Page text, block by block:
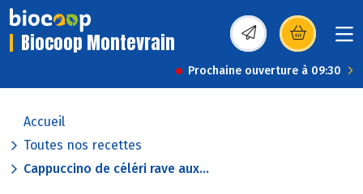
Biocoop Montevrain (s’ouvre dans une
Prochaine ouverture à 09:30
Accueil
Toutes nos recettes
Cappuccino de céléri rave aux...